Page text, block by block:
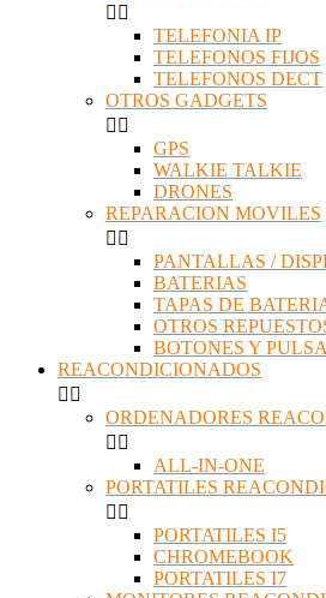
 
TELEFONIA IP
TELEFONOS FIJOS
TELEFONOS DECT
OTROS GADGETS
 
GPS
WALKIE TALKIE
DRONES
REPARACION MOVILES
 
PANTALLAS /
BATERIAS
TAPAS DE
OTROS
BOTONES Y
REACONDICIONADOS
 
ORDENADORES
 
ALL-IN-ONE
PORTATILES
 
PORTATILES I5
CHROMEBOOK
PORTATILES I7